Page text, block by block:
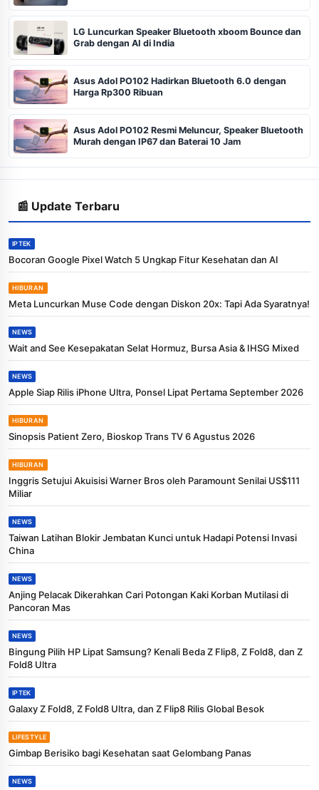
LG Luncurkan Speaker Bluetooth xboom Bounce dan
Grab dengan AI di India
Asus Adol PO102 Hadirkan Bluetooth 6.0 dengan
Harga Rp300 Ribuan
Asus Adol PO102 Resmi Meluncur, Speaker Bluetooth
Murah dengan IP67 dan Baterai 10 Jam
📰 Update Terbaru
IPTEK
Bocoran Google Pixel Watch 5 Ungkap Fitur Kesehatan dan AI
HIBURAN
Meta Luncurkan Muse Code dengan Diskon 20x: Tapi Ada Syaratnya!
NEWS
Wait and See Kesepakatan Selat Hormuz, Bursa Asia & IHSG Mixed
NEWS
Apple Siap Rilis iPhone Ultra, Ponsel Lipat Pertama September 2026
HIBURAN
Sinopsis Patient Zero, Bioskop Trans TV 6 Agustus 2026
HIBURAN
Inggris Setujui Akuisisi Warner Bros oleh Paramount Senilai US$111
Miliar
NEWS
Taiwan Latihan Blokir Jembatan Kunci untuk Hadapi Potensi Invasi
China
NEWS
Anjing Pelacak Dikerahkan Cari Potongan Kaki Korban Mutilasi di
Pancoran Mas
NEWS
Bingung Pilih HP Lipat Samsung? Kenali Beda Z Flip8, Z Fold8, dan Z
Fold8 Ultra
IPTEK
Galaxy Z Fold8, Z Fold8 Ultra, dan Z Flip8 Rilis Global Besok
LIFESTYLE
Gimbap Berisiko bagi Kesehatan saat Gelombang Panas
NEWS